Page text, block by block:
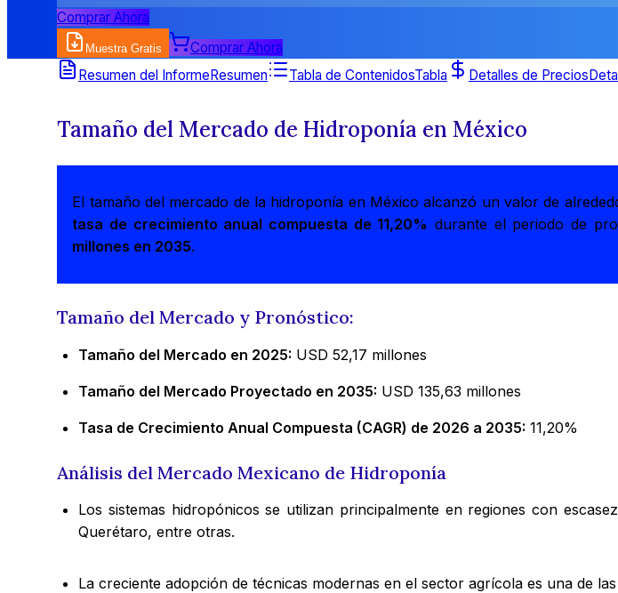
Comprar Ahora
Muestra Gratis
Comprar Ahora
Resumen del InformeResumen Tabla de ContenidosTabla Detalles de Precios
Tamaño del Mercado de Hidroponía en México
El tamaño del mercado de la hidroponía en México alcanzó un valor de
tasa de crecimiento anual compuesta de 11,20% durante el periodo de
millones en 2035.
Tamaño del Mercado y Pronóstico:
Tamaño del Mercado en 2025: USD 52,17 millones
Tamaño del Mercado Proyectado en 2035: USD 135,63 millones
Tasa de Crecimiento Anual Compuesta (CAGR) de 2026 a 2035: 11,20%
Análisis del Mercado Mexicano de Hidroponía
Los sistemas hidropónicos se utilizan principalmente en regiones con
Querétaro, entre otras.
La creciente adopción de técnicas modernas en el sector agrícola es una de